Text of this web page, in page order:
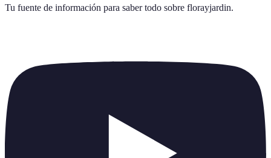
Tu fuente de información para saber todo sobre florayjardin.